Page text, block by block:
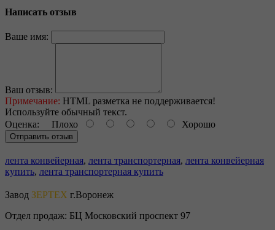
Написать отзыв
Ваше имя:
Ваш отзыв:
Примечание: HTML разметка не поддерживается!
Используйте обычный текст.
Оценка: Плохо Хорошо
Отправить отзыв
лента конвейерная, лента транспортерная, лента конвейерная
купить, лента транспортерная купить
Завод ЗЕРТЕХ г.Воронеж
Отдел продаж: БЦ Московский проспект 97